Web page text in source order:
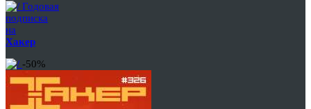
Годовая
подписка
на
Хакер
-50%